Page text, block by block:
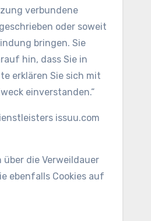
verbundene
oder soweit
bringen. Sie
hin, dass Sie in
erklären Sie sich mit
einverstanden.“
issuu.com
die Verweildauer
ebenfalls Cookies auf